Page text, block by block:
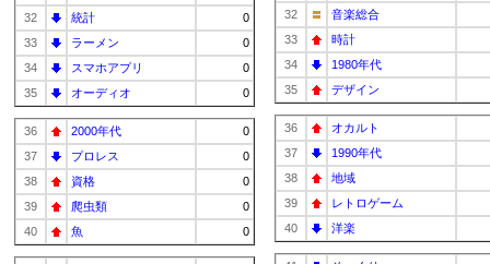
32
統計
0
33
ラーメン
0
34
スマホアプリ
0
35
オーディオ 0
36 2000年代
0
37
プロレス
0
38
資格
0
39
爬虫類
0
40
魚 0
32
音楽総合
33
時計
34
1980年代
35
デザイン
36
オカルト
37
1990年代
38
地域
39
レトロゲーム
40
洋楽